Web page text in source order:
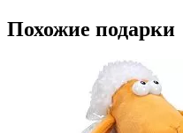
Похожие подарки